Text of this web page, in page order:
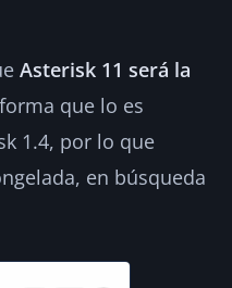
Asterisk 11 será la
que lo es
1.4, por lo que
en búsqueda